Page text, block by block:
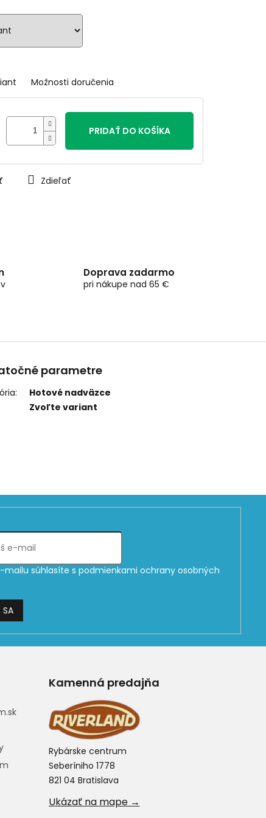
Možnosti doručenia
PRIDAŤ DO KOŠÍKA
Zdieľať
Doprava zadarmo
pri nákupe nad 65 €
parametre
:
Hotové nadväzce
Zvoľte variant
mailu súhlasíte s podmienkami ochrany osobných
SA
Kamenná predajňa
Rybárske centrum
Seberíniho 1778
821 04 Bratislava
Ukázať na mape →